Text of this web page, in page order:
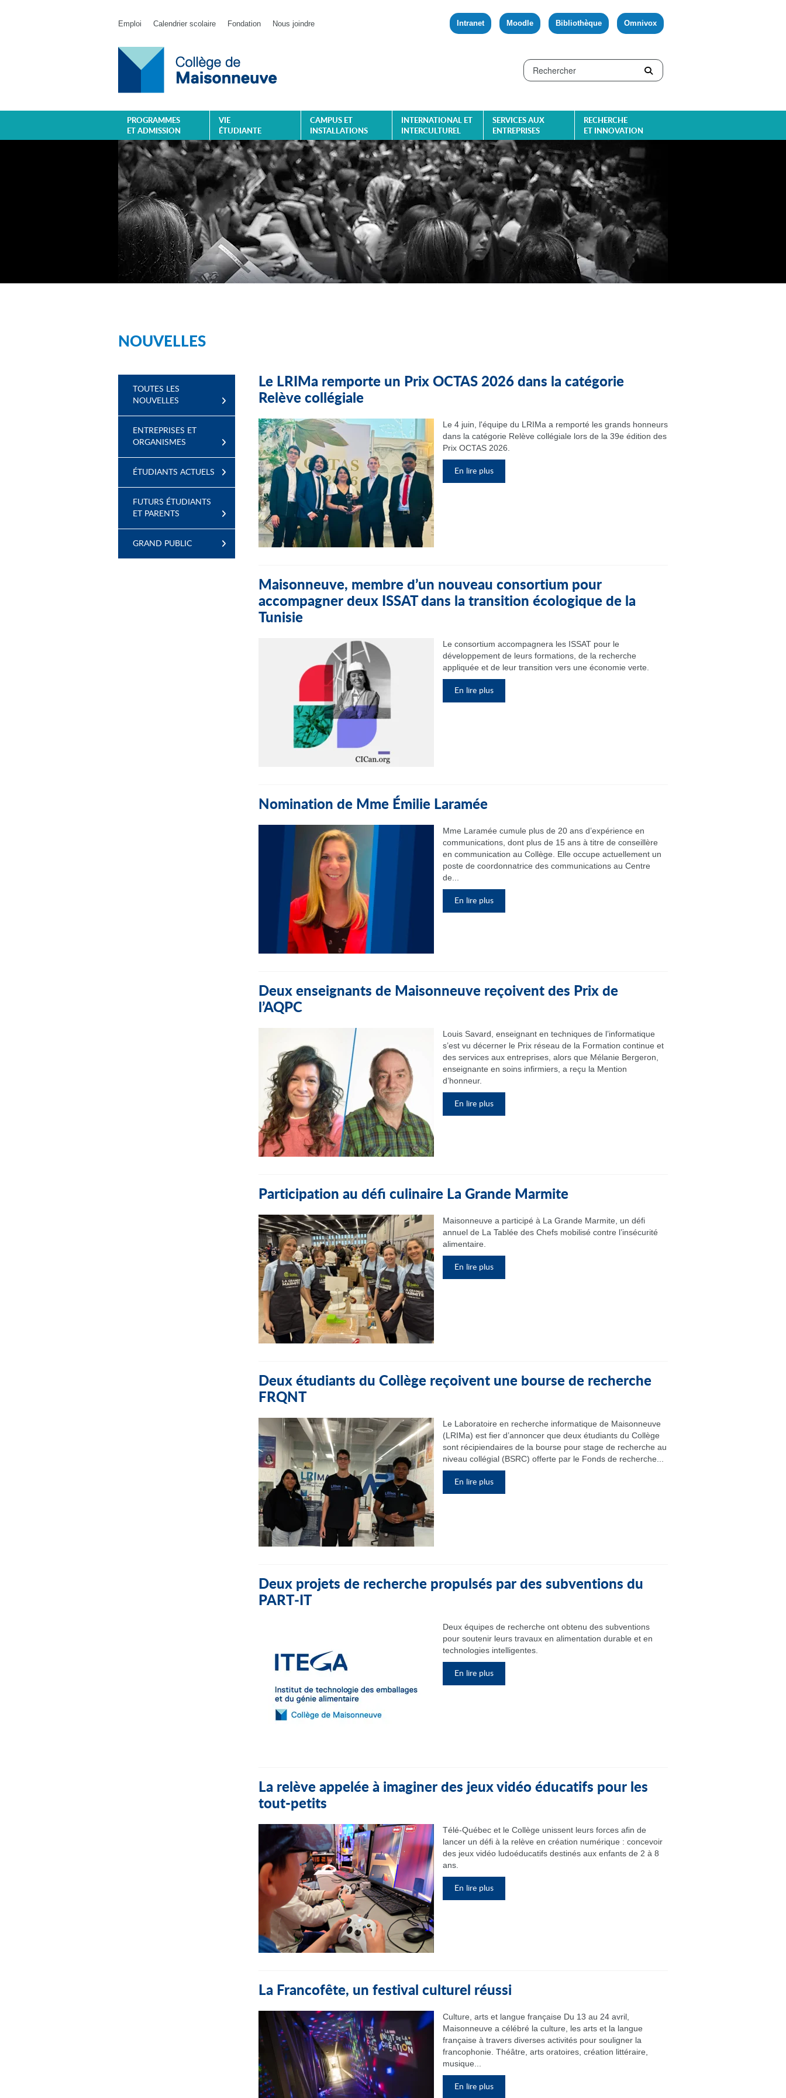
Emploi Calendrier scolaire Fondation Nous joindre Intranet Moodle Bibliothèque Omnivox
PROGRAMMES
ET ADMISSION
VIE
ÉTUDIANTE
CAMPUS ET
INSTALLATIONS
INTERNATIONAL ET
INTERCULTUREL
SERVICES AUX
ENTREPRISES
RECHERCHE
ET INNOVATION
NOUVELLES
TOUTES LES
NOUVELLES
ENTREPRISES ET
ORGANISMES
ÉTUDIANTS ACTUELS
FUTURS ÉTUDIANTS
ET PARENTS
GRAND PUBLIC
Le LRIMa remporte un Prix OCTAS 2026 dans la catégorie
Relève collégiale
Le 4 juin, l'équipe du LRIMa a remporté les grands honneurs
dans la catégorie Relève collégiale lors de la 39e édition des
Prix OCTAS 2026.
En lire plus
Maisonneuve, membre d’un nouveau consortium pour
accompagner deux ISSAT dans la transition écologique de la
Tunisie
Le consortium accompagnera les ISSAT pour le
développement de leurs formations, de la recherche
appliquée et de leur transition vers une économie verte.
En lire plus
Nomination de Mme Émilie Laramée
Mme Laramée cumule plus de 20 ans d’expérience en
communications, dont plus de 15 ans à titre de conseillère
en communication au Collège. Elle occupe actuellement un
poste de coordonnatrice des communications au Centre
de...
En lire plus
Deux enseignants de Maisonneuve reçoivent des Prix de
l’AQPC
Louis Savard, enseignant en techniques de l’informatique
s’est vu décerner le Prix réseau de la Formation continue et
des services aux entreprises, alors que Mélanie Bergeron,
enseignante en soins infirmiers, a reçu la Mention
d’honneur.
En lire plus
Participation au défi culinaire La Grande Marmite
Maisonneuve a participé à La Grande Marmite, un défi
annuel de La Tablée des Chefs mobilisé contre l’insécurité
alimentaire.
En lire plus
Deux étudiants du Collège reçoivent une bourse de recherche
FRQNT
Le Laboratoire en recherche informatique de Maisonneuve
(LRIMa) est fier d’annoncer que deux étudiants du Collège
sont récipiendaires de la bourse pour stage de recherche au
niveau collégial (BSRC) offerte par le Fonds de recherche...
En lire plus
Deux projets de recherche propulsés par des subventions du
PART‑IT
Deux équipes de recherche ont obtenu des subventions
pour soutenir leurs travaux en alimentation durable et en
technologies intelligentes.
En lire plus
La relève appelée à imaginer des jeux vidéo éducatifs pour les
tout-petits
Télé-Québec et le Collège unissent leurs forces afin de
lancer un défi à la relève en création numérique : concevoir
des jeux vidéo ludoéducatifs destinés aux enfants de 2 à 8
ans.
En lire plus
La Francofête, un festival culturel réussi
Culture, arts et langue française Du 13 au 24 avril,
Maisonneuve a célébré la culture, les arts et la langue
française à travers diverses activités pour souligner la
francophonie. Théâtre, arts oratoires, création littéraire,
musique...
En lire plus